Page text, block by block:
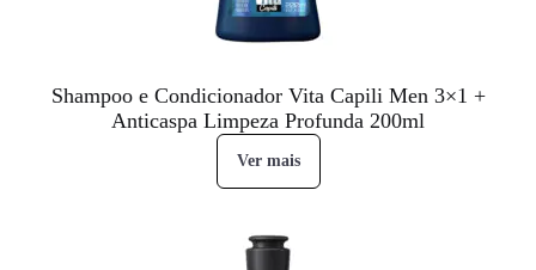
Shampoo e Condicionador Vita Capili Men 3×1 +
Anticaspa Limpeza Profunda 200ml
Ver mais